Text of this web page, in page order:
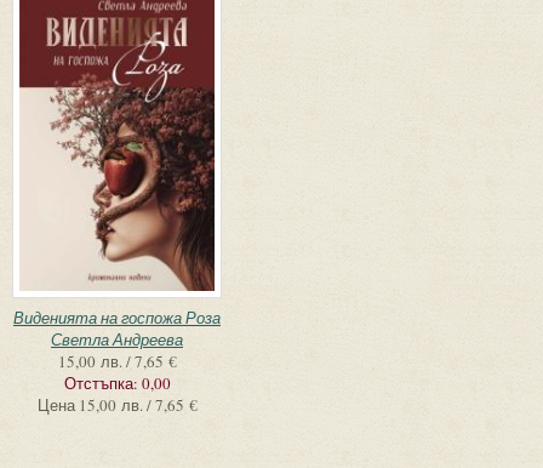
Виденията на госпожа Роза
Светла Андреева
15,00 лв. / 7,65 €
Отстъпка: 0,00
Цена 15,00 лв. / 7,65 €